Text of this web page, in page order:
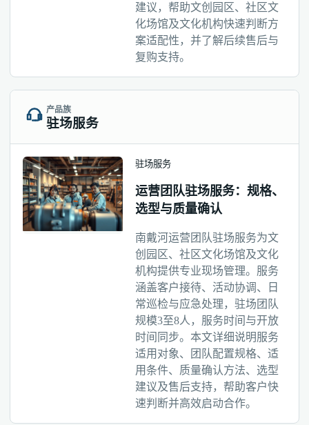
建议，帮助文创园区、社区文
化场馆及文化机构快速判断方
案适配性，并了解后续售后与
复购支持。
产品族
驻场服务
驻场服务
运营团队驻场服务：规格、
选型与质量确认
南戴河运营团队驻场服务为文
创园区、社区文化场馆及文化
机构提供专业现场管理。服务
涵盖客户接待、活动协调、日
常巡检与应急处理，驻场团队
规模3至8人，服务时间与开放
时间同步。本文详细说明服务
适用对象、团队配置规格、适
用条件、质量确认方法、选型
建议及售后支持，帮助客户快
速判断并高效启动合作。